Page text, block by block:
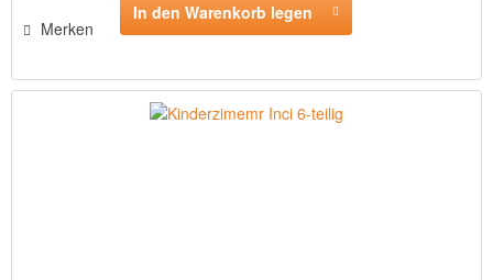
Merken
In den Warenkorb legen